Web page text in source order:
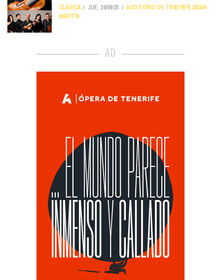
CLÁSICA JUE, 24/09/26
AUDITORIO DE TENERIFE ADÁN
MARTÍN
AD